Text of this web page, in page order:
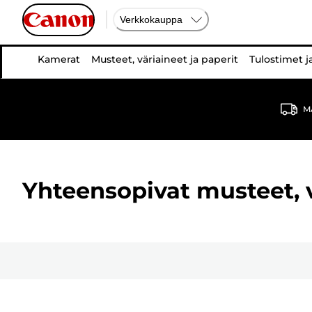
Verkkokauppa
Kamerat Musteet, väriaineet ja paperit Tulostimet
Yhteensopivat